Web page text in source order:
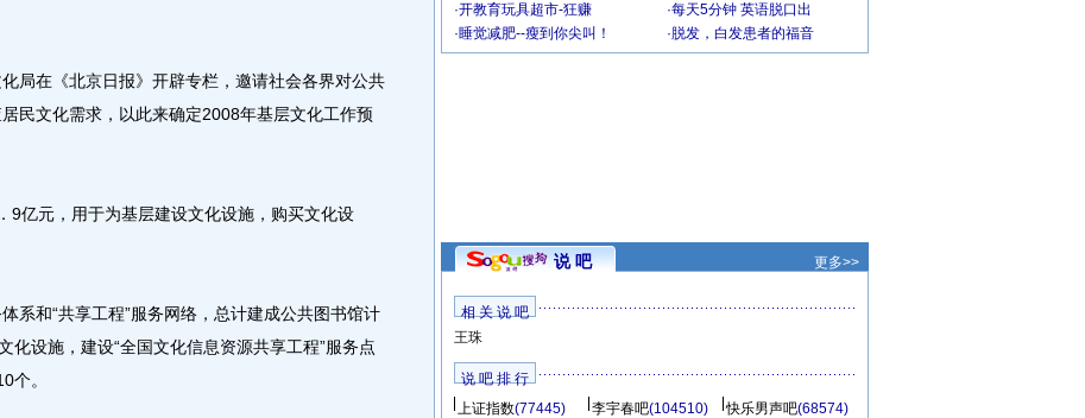
在《北京日报》开辟专栏，邀请社会各界对公共
民文化需求，以此来确定2008年基层文化工作预
元，用于为基层建设文化设施，购买文化设
和“共享工程”服务网络，总计建成公共图书馆计
化设施，建设“全国文化信息资源共享工程”服务点
个。
·开教育玩具超市-狂赚 ·每天5分钟 英语脱口出
·睡觉减肥--瘦到你尖叫！ · 脱发，白发患者的福音
说 吧 更多>>
相 关 说 吧
王珠
说 吧 排 行
上证指数(77445) 李宇春吧(104510) 快乐男声吧(68574)